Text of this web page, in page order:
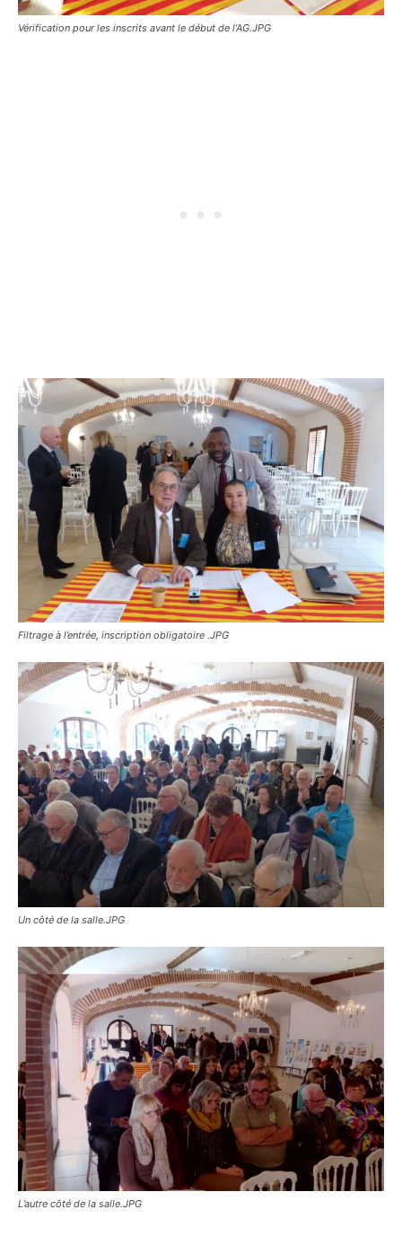
Vérification pour les inscrits avant le début de l’AG.JPG
Filtrage à l’entrée, inscription obligatoire .JPG
Un côté de la salle.JPG
L’autre côté de la salle.JPG